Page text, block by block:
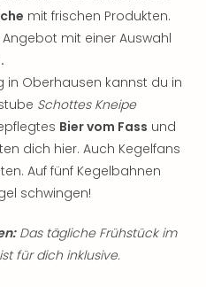
mit frischen Produkten.
mit einer Auswahl
in Oberhausen kannst du in
Schottes Kneipe
Bier vom Fass und
dich hier. Auch Kegelfans
Auf fünf Kegelbahnen
schwingen!
Das tägliche Frühstück im
für dich inklusive.